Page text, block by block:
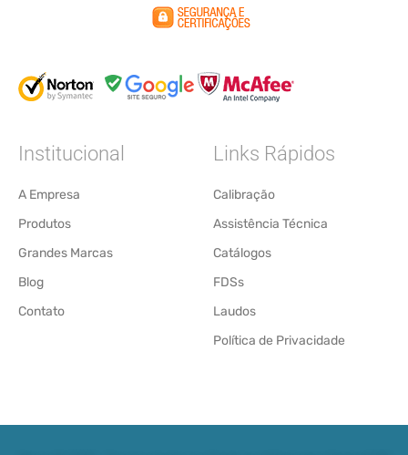
Institucional
A Empresa
Produtos
Grandes Marcas
Blog
Contato
Links Rápidos
Calibração
Assistência Técnica
Catálogos
FDSs
Laudos
Política de Privacidade